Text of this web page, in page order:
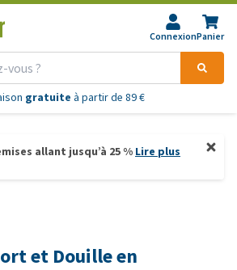
ConnexionPanier
gratuite à partir de 89 €
allant jusqu’à 25 % Lire plus
et Douille en